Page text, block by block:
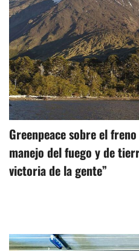
Greenpeace sobre el
manejo del fuego y de
victoria de la gente”